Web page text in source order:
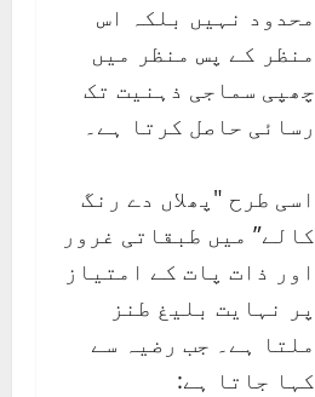
محدود نہیں بلکہ اس
منظر کے پس منظر میں
چھپی سماجی ذہنیت تک
رسائی حاصل کرتا ہے۔
اسی طرح "پھلاں دے رنگ
کالے” میں طبقاتی غرور
اور ذات پات کے امتیاز
پر نہایت بلیغ طنز
ملتا ہے۔ جب رضیہ سے
کہا جاتا ہے: